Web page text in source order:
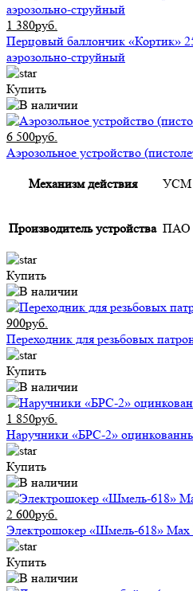
1 380руб.
Перцовый баллончик «Кортик»
аэрозольно-струйный
Купить
6 500руб.
Аэрозольное устройство
Механизм действия УСМ
Производитель устройства ПАО
Купить
900руб.
Переходник для резьбовых
Купить
1 850руб.
Наручники «БРС-2»
Купить
2 600руб.
Электрошокер «Шмель-618» Max
Купить